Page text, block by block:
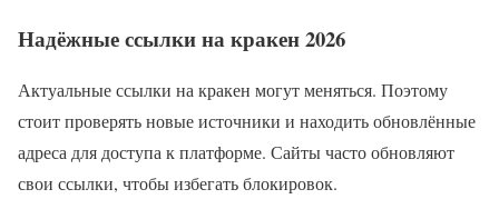
Надёжные ссылки на кракен 2026
Актуальные ссылки на кракен могут меняться. Поэтому
стоит проверять новые источники и находить обновлённые
адреса для доступа к платформе. Сайты часто обновляют
свои ссылки, чтобы избегать блокировок.